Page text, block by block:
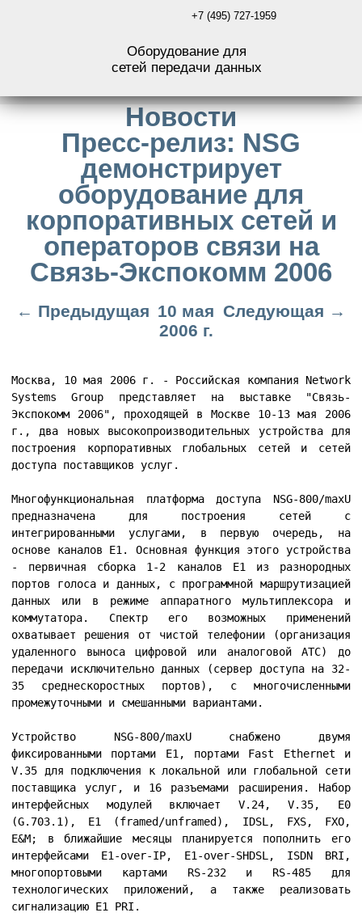
Оборудование для
сетей передачи данных
+7 (495) 727-1959
Новости
Пресс-релиз: NSG
демонстрирует
оборудование для
корпоративных сетей и
операторов связи на
Связь-Экспокомм 2006
← Предыдущая 10 мая
2006 г.
Следующая →
Москва, 10 мая 2006 г. - Российская компания Network
Systems Group представляет на выставке "Связь-
Экспокомм 2006", проходящей в Москве 10-13 мая 2006
г., два новых высокопроизводительных устройства для
построения корпоративных глобальных сетей и сетей
доступа поставщиков услуг.
Многофункциональная платформа доступа NSG-800/maxU
предназначена для построения сетей с
интегрированными услугами, в первую очередь, на
основе каналов E1. Основная функция этого устройства
- первичная сборка 1-2 каналов E1 из разнородных
портов голоса и данных, с программной маршрутизацией
данных или в режиме аппаратного мультиплексора и
коммутатора. Спектр его возможных применений
охватывает решения от чистой телефонии (организация
удаленного выноса цифровой или аналоговой АТС) до
передачи исключительно данных (сервер доступа на 32-
35 среднескоростных портов), с многочисленными
промежуточными и смешанными вариантами.
Устройство NSG-800/maxU снабжено двумя
фиксированными портами E1, портами Fast Ethernet и
V.35 для подключения к локальной или глобальной сети
поставщика услуг, и 16 разъемами расширения. Набор
интерфейсных модулей включает V.24, V.35, E0
(G.703.1), E1 (framed/unframed), IDSL, FXS, FXO,
E&M; в ближайшие месяцы планируется пополнить его
интерфейсами E1-over-IP, E1-over-SHDSL, ISDN BRI,
многопортовыми картами RS-232 и RS-485 для
технологических приложений, а также реализовать
сигнализацию E1 PRI.